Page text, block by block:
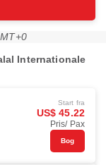
Internationale
Start fra
US$ 45.22
Pris/ Pax
Bog